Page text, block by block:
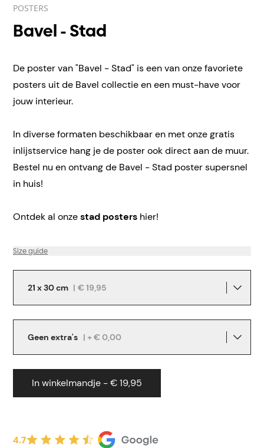
POSTERS
Bavel - Stad
De poster van "Bavel - Stad" is een van onze favoriete
posters uit de Bavel collectie en een must-have voor
jouw interieur.
In diverse formaten beschikbaar en met onze gratis
inlijstservice hang je de poster ook direct aan de muur.
Bestel nu en ontvang de Bavel - Stad poster supersnel
in huis!
Ontdek al onzestad posters hier!
Size guide
21 x 30 cm | € 19,95
Geen extra's | + € 0,00
In winkelmandje - € 19,95
4.7